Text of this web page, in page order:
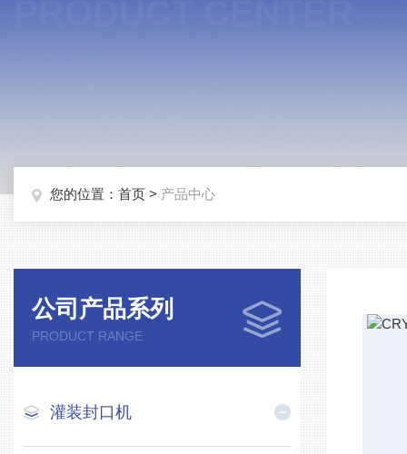
您的位置： 首页 > 产品中心
公司产品系列
PRODUCT RANGE
灌装封口机